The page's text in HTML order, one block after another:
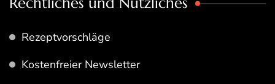
Rezeptvorschläge
Kostenfreier Newsletter